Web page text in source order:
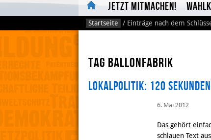
Jetzt mitmachen!
Startseite / Einträge nach dem
Tag Ballonfabrik
Lokalpolitik: 120
6. Mai 2012
Das gehört
schlauen Text